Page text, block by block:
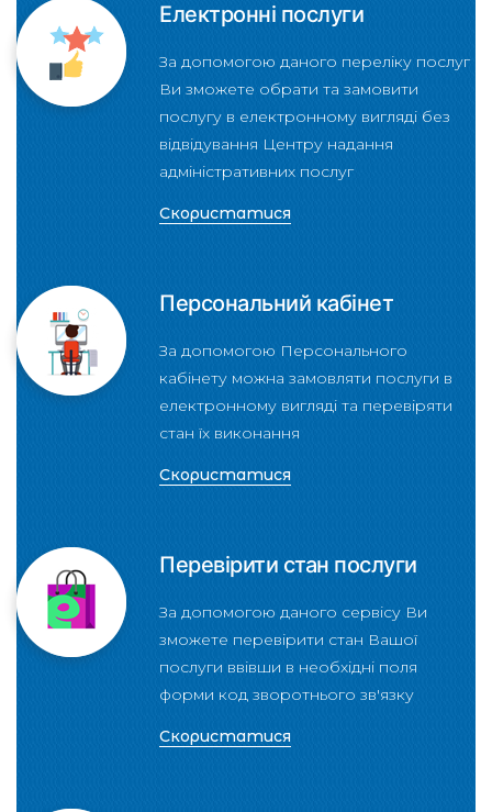
Електронні послуги
За допомогою даного переліку послуг
Ви зможете обрати та замовити
послугу в електронному вигляді без
відвідування Центру надання
адміністративних послуг
Скористатися
Персональний кабінет
За допомогою Персонального
кабінету можна замовляти послуги в
електронному вигляді та перевіряти
стан їх виконання
Скористатися
Перевірити стан послуги
За допомогою даного сервісу Ви
зможете перевірити стан Вашої
послуги ввівши в необхідні поля
форми код зворотнього зв'язку
Скористатися